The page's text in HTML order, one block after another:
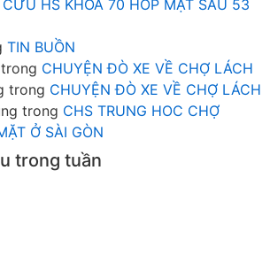
CƯU HS KHÓA 70 HOP MẶT SAU 53
TIN BUỒN
trong CHUYỆN ĐÒ XE VỀ CHỢ LÁCH
trong CHUYỆN ĐÒ XE VỀ CHỢ LÁCH
trong CHS TRUNG HOC CHỢ
Ở SÀI GÒN
trong tuần